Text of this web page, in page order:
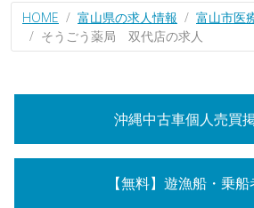
HOME 富山県の求人情報
富山市医
そうごう薬局 双代店の求人
沖縄中古車個人売買
【無料】遊漁船・乗